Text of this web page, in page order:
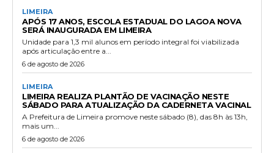
LIMEIRA
APÓS 17 ANOS, ESCOLA ESTADUAL DO LAGOA NOVA
SERÁ INAUGURADA EM LIMEIRA
Unidade para 1,3 mil alunos em período integral foi viabilizada
após articulação entre a...
6 de agosto de 2026
LIMEIRA
LIMEIRA REALIZA PLANTÃO DE VACINAÇÃO NESTE
SÁBADO PARA ATUALIZAÇÃO DA CADERNETA VACINAL
A Prefeitura de Limeira promove neste sábado (8), das 8h às 13h,
mais um...
6 de agosto de 2026